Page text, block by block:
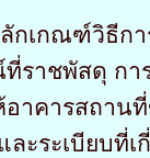
กเกณฑ์วิธีกา
ที่ราชพัสดุ กา
อาคารสถาน
ะระเบียบที่เ